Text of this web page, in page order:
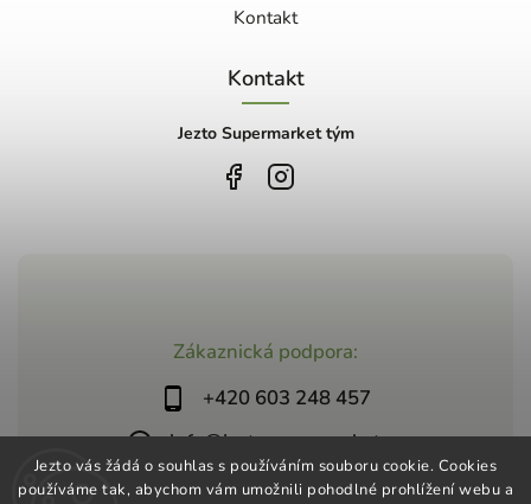
Jezto vás žádá o souhlas s používáním souboru cookie. Cookies
používáme tak, abychom vám umožnili pohodlné prohlížení webu a
Zákaznická podpora:
+420 603 248 457
info@jeztosupermarket.cz
Kontakt
Kontakt
Jezto Supermarket tým